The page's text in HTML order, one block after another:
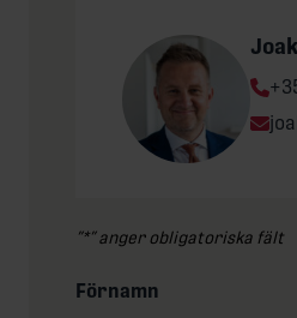
”*” anger obligatoriska fält
Förnamn